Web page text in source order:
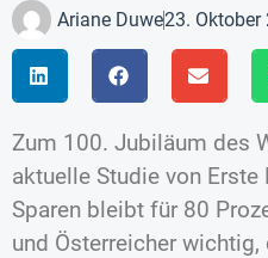
Ariane Duwe23. Oktober
Zum 100. Jubiläum des
aktuelle Studie von Erste
Sparen bleibt für 80
und Österreicher